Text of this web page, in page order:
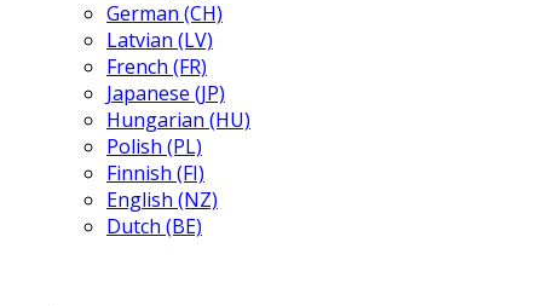
German (CH)
Latvian (LV)
French (FR)
Japanese (JP)
Hungarian (HU)
Polish (PL)
Finnish (FI)
English (NZ)
Dutch (BE)